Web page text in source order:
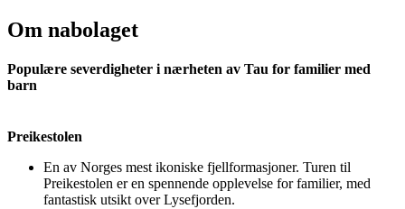
Om nabolaget
Populære severdigheter i nærheten av Tau for familier med
barn
Preikestolen
En av Norges mest ikoniske fjellformasjoner. Turen til
Preikestolen er en spennende opplevelse for familier, med
fantastisk utsikt over Lysefjorden.